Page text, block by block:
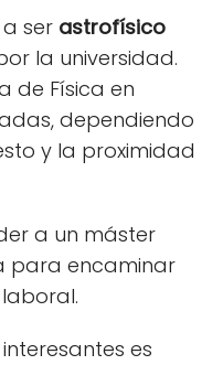
ser astrofísico
la universidad.
de Física en
dependiendo
y la proximidad
a un máster
para encaminar
es